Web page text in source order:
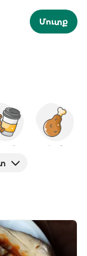
Մուտք
Հավ